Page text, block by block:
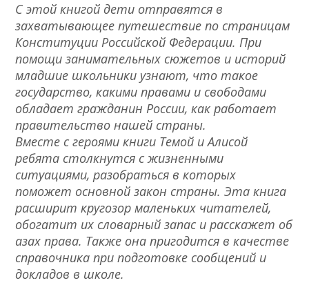
С этой книгой дети отправятся в
захватывающее путешествие по страницам
Конституции Российской Федерации. При
помощи занимательных сюжетов и историй
младшие школьники узнают, что такое
государство, какими правами и свободами
обладает гражданин России, как работает
правительство нашей страны.
Вместе с героями книги Темой и Алисой
ребята столкнутся с жизненными
ситуациями, разобраться в которых
поможет основной закон страны. Эта книга
расширит кругозор маленьких читателей,
обогатит их словарный запас и расскажет об
азах права. Также она пригодится в качестве
справочника при подготовке сообщений и
докладов в школе.